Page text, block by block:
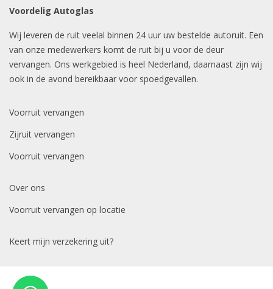
Voordelig Autoglas
Wij leveren de ruit veelal binnen 24 uur uw bestelde autoruit. Een
van onze medewerkers komt de ruit bij u voor de deur
vervangen. Ons werkgebied is heel Nederland, daarnaast zijn wij
ook in de avond bereikbaar voor spoedgevallen.
Voorruit vervangen
Zijruit vervangen
Voorruit vervangen
Over ons
Voorruit vervangen op locatie
Keert mijn verzekering uit?